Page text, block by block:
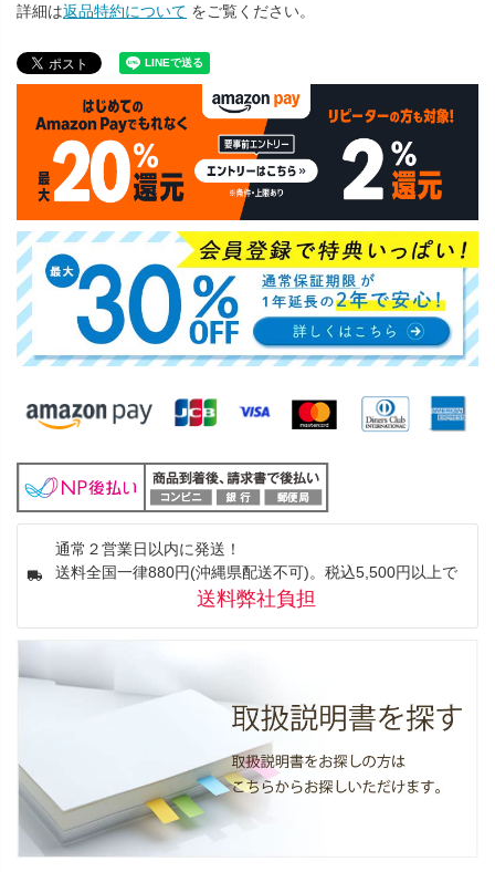
詳細は返品特約について をご覧ください。
通常２営業日以内に発送！
送料全国一律880円(沖縄県配送不可)。税込5,500円以上で
送料弊社負担